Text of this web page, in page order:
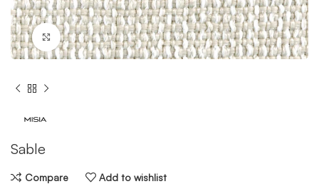
Click to enlarge
Sable
Compare Add to wishlist